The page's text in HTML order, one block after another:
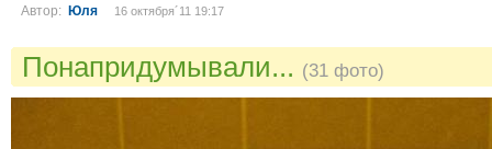
Автор: Юля 16 октября´11 19:17
Понапридумывали... (31 фото)